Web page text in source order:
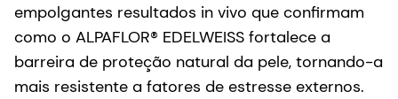
empolgantes resultados in vivo que confirmam
como o ALPAFLOR® EDELWEISS fortalece a
barreira de proteção natural da pele, tornando-a
mais resistente a fatores de estresse externos.